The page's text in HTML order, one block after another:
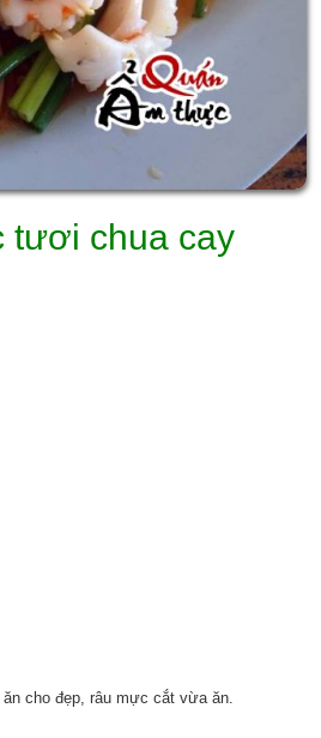
tươi chua cay
cho đẹp, râu mực cắt vừa ăn.